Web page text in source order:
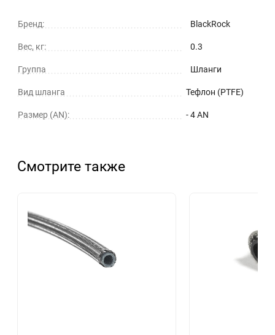
Бренд: BlackRock
Вес, кг: 0.3
Группа Шланги
Вид шланга Тефлон (PTFE)
Размер (AN): - 4 AN
Смотрите также